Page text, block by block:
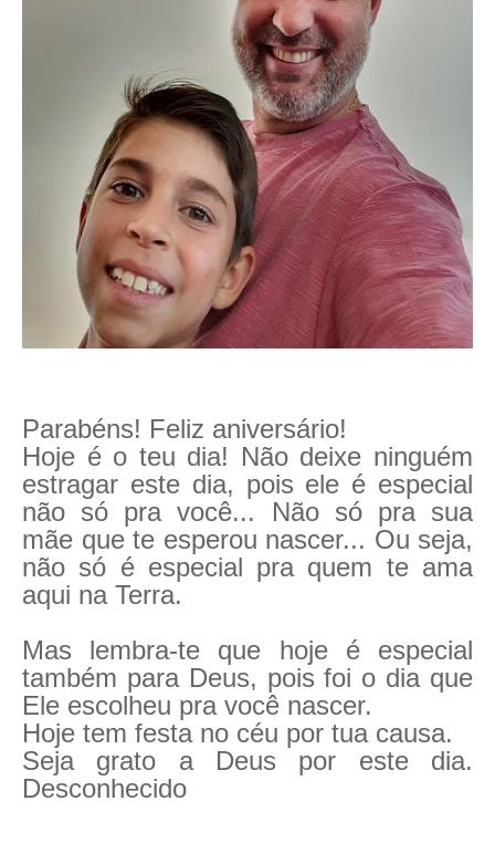
Parabéns! Feliz aniversário!
Hoje é o teu dia! Não deixe ninguém
estragar este dia, pois ele é especial
não só pra você... Não só pra sua
mãe que te esperou nascer... Ou seja,
não só é especial pra quem te ama
aqui na Terra.
Mas lembra-te que hoje é especial
também para Deus, pois foi o dia que
Ele escolheu pra você nascer.
Hoje tem festa no céu por tua causa.
Seja grato a Deus por este dia.
Desconhecido